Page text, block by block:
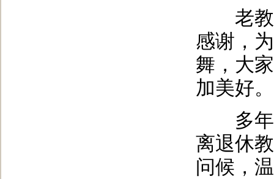
老教
感谢，
舞，大
加美好。
多年
离退休
问候，